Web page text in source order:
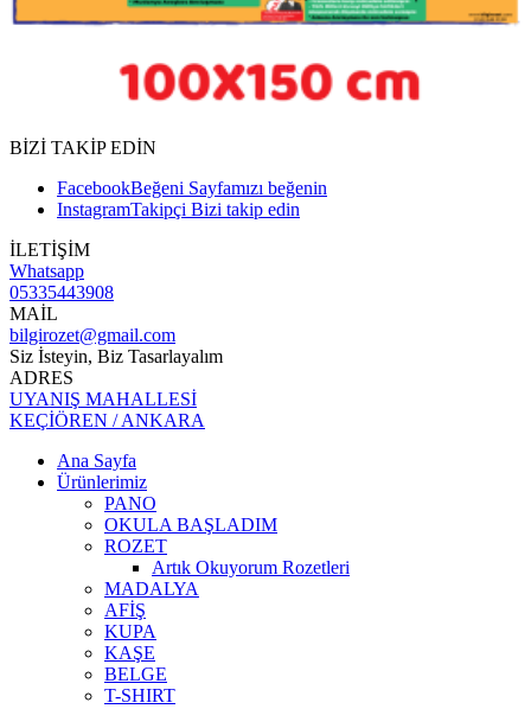
BİZİ TAKİP EDİN
FacebookBeğeni Sayfamızı beğenin
InstagramTakipçi Bizi takip edin
İLETİŞİM
Whatsapp
05335443908
MAİL
bilgirozet@gmail.com
Siz İsteyin, Biz Tasarlayalım
ADRES
UYANIŞ MAHALLESİ
KEÇİÖREN / ANKARA
Ana Sayfa
Ürünlerimiz
PANO
OKULA BAŞLADIM
ROZET
Artık Okuyorum Rozetleri
MADALYA
AFİŞ
KUPA
KAŞE
BELGE
T-SHIRT